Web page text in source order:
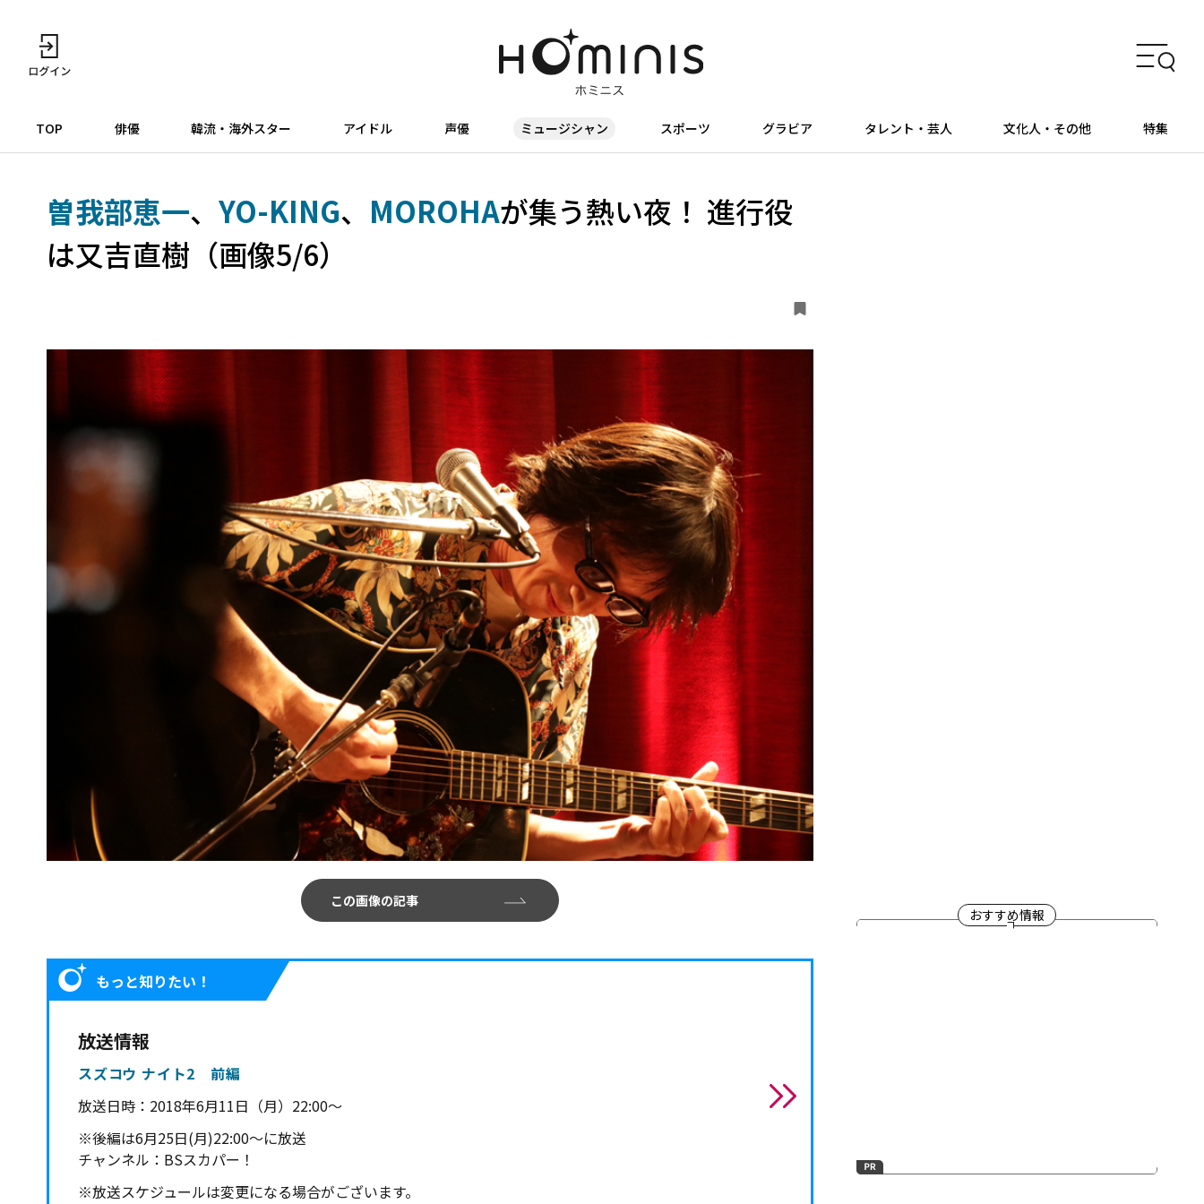
TOP 俳優 韓流・海外スター アイドル 声優 ミュージシャン スポーツ グラビア タレント・芸人 文化人・その他 特集
曽我部恵一、 YO-KING、 MOROHAが集う熱い夜！ 進行役
は又吉直樹（画像5/6）
この画像の記事
もっと知りたい！
放送情報
スズコウ ナイト2 前編
放送日時： 2018年6月11日（月）22:00～
※後編は6月25日(月)22:00～に放送
チャンネル：BSスカパー！
※放送スケジュールは変更になる場合がございます。
おすすめ情報